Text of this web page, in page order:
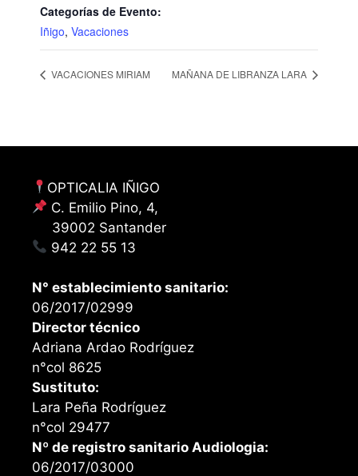
Categorías de Evento:
Iñigo, Vacaciones
VACACIONES MIRIAM MAÑANA DE LIBRANZA LARA
OPTICALIA IÑIGO
C. Emilio Pino, 4,
39002 Santander
942 22 55 13
N° establecimiento sanitario:
06/2017/02999
Director técnico
Adriana Ardao Rodríguez
n°col 8625
Sustituto:
Lara Peña Rodríguez
n°col 29477
Nº de registro sanitario Audiologia:
06/2017/03000